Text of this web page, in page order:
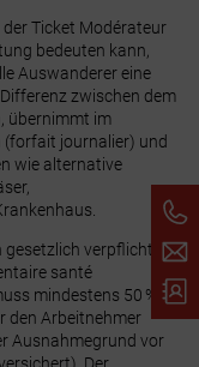
der Ticket Modérateur
bedeuten kann,
Auswanderer eine
Differenz zwischen dem
übernimmt im
(forfait journalier) und
wie alternative
gesetzlich verpflichtet,
santé
mindestens 50 %
den Arbeitnehmer
Ausnahmegrund vor